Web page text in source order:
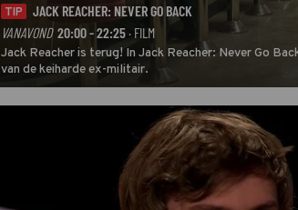
TIP
JACK REACHER: NEVER GO BACK
VANAVOND 20:00 - 22:25· FILM
Jack Reacher is terug! In Jack Reacher: Never Go
van de keiharde ex-militair.